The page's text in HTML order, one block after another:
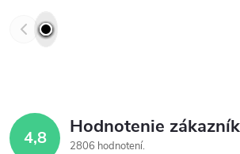
4,8 Hodnotenie
2806 hodnotení